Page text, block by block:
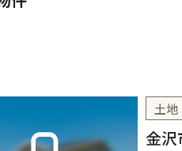
土地
金沢